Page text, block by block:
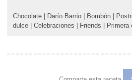
Chocolate Darío Barrio Bombón
dulce
Celebraciones Friends Primera